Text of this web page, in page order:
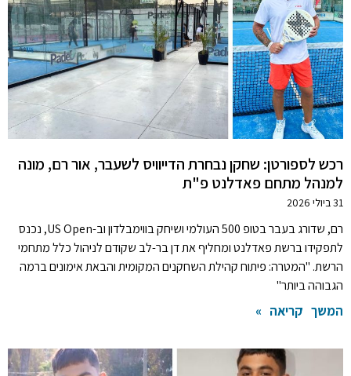
רכש לספורטן: שחקן נבחרת הדייוויס לשעבר, אור רם, מונה
למנהל מתחם פאדלנט פ"ת
31 ביולי 2026
רם, שדורג בעבר בטופ 500 העולמי ושיחק בווימבלדון וב-US Open, נכנס
לתפקידו ברשת פאדלנט ומחליף את דן בר-לב שקודם לניהול כלל מתחמי
הרשת. "המטרה: פיתוח קהילת השחקנים המקומית והבאת אימונים ברמה
הגבוהה ביותר"
המשך קריאה »